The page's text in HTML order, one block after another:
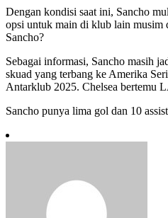
Dengan kondisi saat ini, Sancho
opsi untuk main di klub lain musim
Sancho?
Sebagai informasi, Sancho masih
skuad yang terbang ke Amerika
Antarklub 2025. Chelsea bertemu
Sancho punya lima gol dan 10